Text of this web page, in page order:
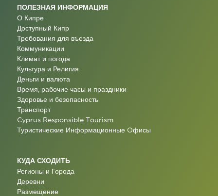
ПОЛЕЗНАЯ ИНФОРМАЦИЯ
О Кипре
Доступный Кипр
Требования для въезда
Коммуникации
Климат и погода
Культура и Религия
Деньги и валюта
Время, рабочие часы и праздники
Здоровье и безопасность
Транспорт
Cyprus Responsible Tourism
Туристические Информационные Oфисы
КУДА СХОДИТЬ
Регионы и Города
Деревни
Размещение